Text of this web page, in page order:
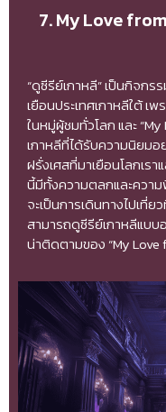
7. My Love
“ดูซีรีย์เกาหลี” เป็นกิจก
เยือนประเทศเกาหลีใต้ เ
ในหมู่ผู้ชมทั่วโลก และ
เกาหลีที่ได้รับความนิยมอ
ฝรั่งเศสที่มาเยือนโลกเร
นี้มีทั้งความตลกและควา
จะเป็นการเดินทางไปเที่
สามารถดูซีรีย์เกาหลีแบบ
น่าติดตามของ “My Love